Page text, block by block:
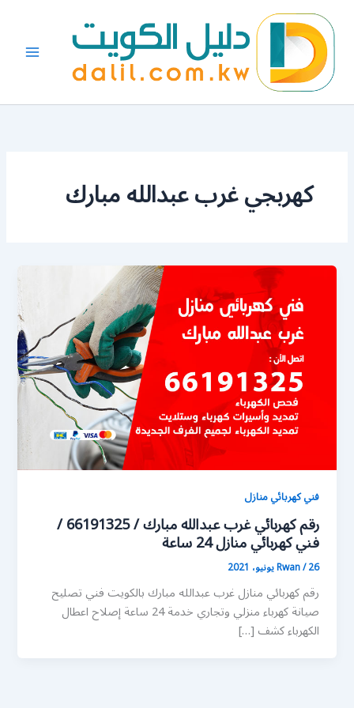
المحتوى
كهربجي غرب عبدالله مبارك
فني كهربائي منازل
رقم كهربائي غرب عبدالله مبارك / 66191325 /
فني كهربائي منازل 24 ساعة
Rwan/26 يونيو، 2021
رقم كهربائي منازل غرب عبدالله مبارك بالكويت فني تصليح
صيانة كهرباء منزلي وتجاري خدمة 24 ساعة إصلاح اعطال
الكهرباء كشف […]